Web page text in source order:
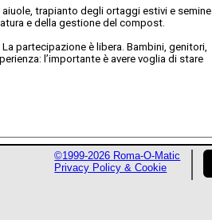
trapianto degli ortaggi estivi e semine
e della gestione del compost.
partecipazione è libera. Bambini, genitori,
l’importante è avere voglia di stare
©1999-2026 Roma-O-Matic
Privacy Policy & Cookie